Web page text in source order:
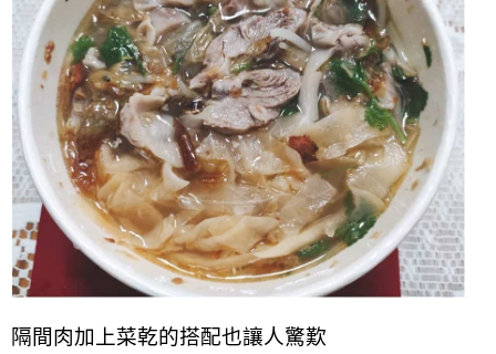
隔間肉加上菜乾的搭配也讓人驚歎